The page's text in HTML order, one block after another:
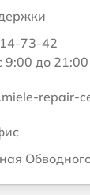
73-42
9:00 до 21:00
repair-